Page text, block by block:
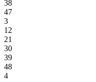
38
47
3
12
21
30
39
48
4